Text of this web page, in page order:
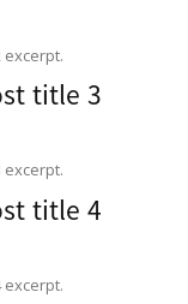
excerpt.
title 3
excerpt.
title 4
excerpt.